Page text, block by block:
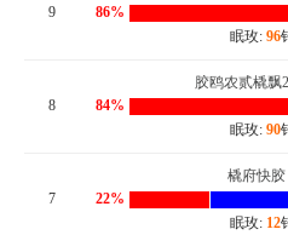
9
86%
眠玫: 96
8
胶鸥农贰橇飘
84%
眠玫: 90
7
橇府快胶
22%
眠玫: 12